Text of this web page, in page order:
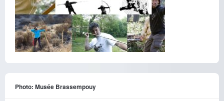
Photo: Musée Brassempouy